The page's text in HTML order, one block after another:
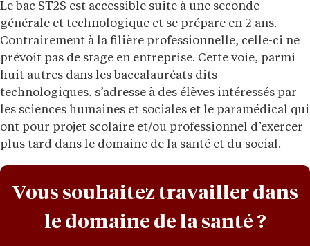
Le bac ST2S est accessible suite à une seconde
générale et technologique et se prépare en 2 ans.
Contrairement à la filière professionnelle, celle-ci ne
prévoit pas de stage en entreprise. Cette voie, parmi
huit autres dans les baccalauréats dits
technologiques, s’adresse à des élèves intéressés par
les sciences humaines et sociales et le paramédical qui
ont pour projet scolaire et/ou professionnel d’exercer
plus tard dans le domaine de la santé et du social.
Vous souhaitez travailler dans
le domaine de la santé ?